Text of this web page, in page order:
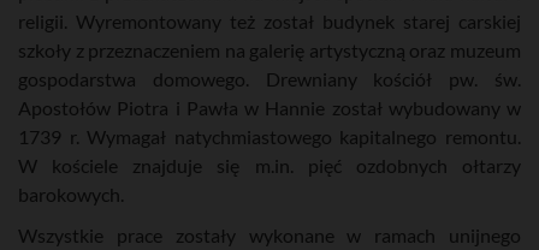
religii. Wyremontowany też został budynek starej carskiej
szkoły z przeznaczeniem na galerię artystyczną oraz muzeum
gospodarstwa domowego. Drewniany kościół pw. św.
Apostołów Piotra i Pawła w Hannie został wybudowany w
1739 r. Wymagał natychmiastowego kapitalnego remontu.
W kościele znajduje się m.in. pięć ozdobnych ołtarzy
barokowych.
Wszystkie prace zostały wykonane w ramach unijnego